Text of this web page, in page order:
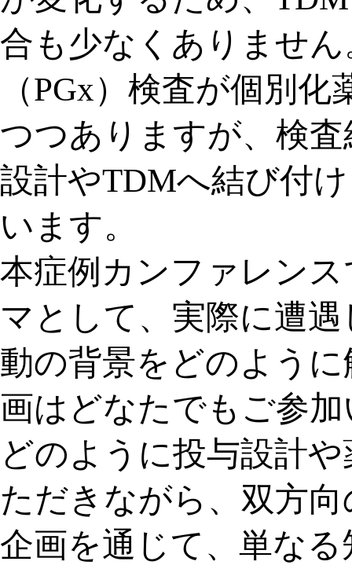
合も少なくありませ
（PGx）検査が個別
つつありますが、検
設計やTDMへ結び付
います。
本症例カンファレン
マとして、実際に遭
動の背景をどのよう
画はどなたでもご参
どのように投与設計
ただきながら、双方
企画を通じて、単な